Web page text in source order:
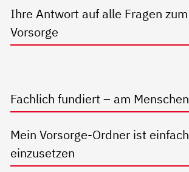
Ihre Antwort auf alle Fragen
Vorsorge
Fachlich fundiert – am
Mein Vorsorge-Ordner ist einfach
einzusetzen